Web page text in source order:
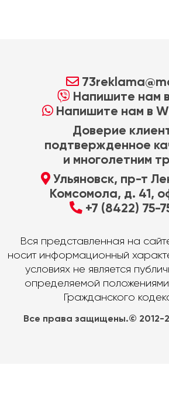
Напишите нам
Напишите нам в
Доверие
подтвержденное
и многолетним
Ульяновск, пр-т
Комсомола, д. 41,
+7 (8422) 75-
Вся представленная на
носит информационный
условиях не является
определяемой положениями
Гражданского
Все права защищены.© 2012-